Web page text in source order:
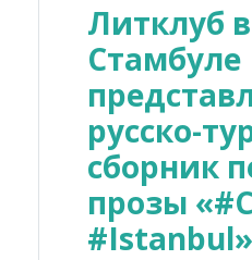
Литклуб в
Стамбуле
русско-
сборник
прозы
#Istanbul»